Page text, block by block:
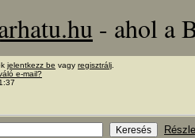
- ahol a
jelentkezz be vagy regisztrálj
e-mail?